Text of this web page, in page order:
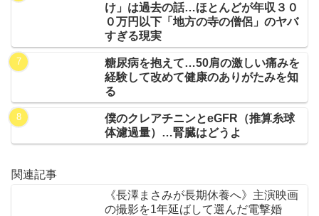
け」は過去の話…ほとんどが年収３０
０万円以下「地方の寺の僧侶」のヤバ
すぎる現実
糖尿病を抱えて…50肩の激しい痛みを
経験して改めて健康のありがたみを知
る
僕のクレアチニンとeGFR（推算糸球
体濾過量）…腎臓はどうよ
関連記事
《長澤まさみが長期休養へ》主演映画
の撮影を1年延ばして選んだ電撃婚